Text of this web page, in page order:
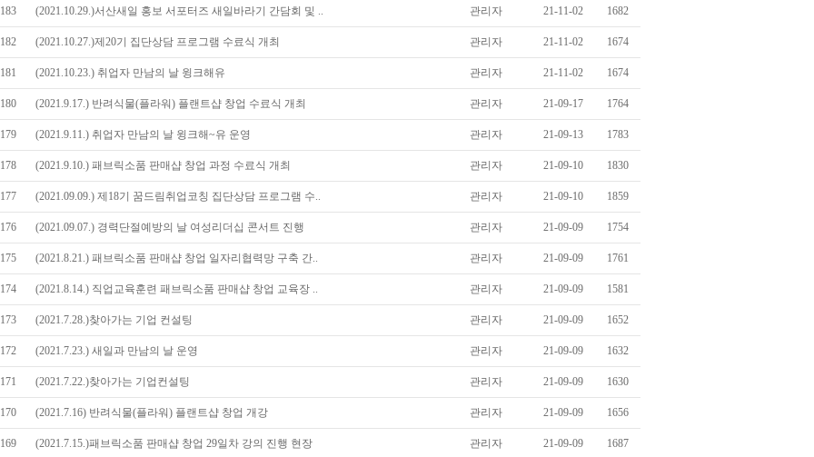
183 (2021.10.29.)서산새일 홍보 서포터즈 새일바라기 간담회 및 .. 관리자 21-11-02 1682
182 (2021.10.27.)제20기 집단상담 프로그램 수료식 개최 관리자 21-11-02 1674
181 (2021.10.23.) 취업자 만남의 날 윙크해유 관리자 21-11-02 1674
180 (2021.9.17.) 반려식물(플라워) 플랜트샵 창업 수료식 개최 관리자 21-09-17 1764
179 (2021.9.11.) 취업자 만남의 날 윙크해~유 운영 관리자 21-09-13 1783
178 (2021.9.10.) 패브릭소품 판매샵 창업 과정 수료식 개최 관리자 21-09-10 1830
177 (2021.09.09.) 제18기 꿈드림취업코칭 집단상담 프로그램 수.. 관리자 21-09-10 1859
176 (2021.09.07.) 경력단절예방의 날 여성리더십 콘서트 진행 관리자 21-09-09 1754
175 (2021.8.21.) 패브릭소품 판매샵 창업 일자리협력망 구축 간.. 관리자 21-09-09 1761
174 (2021.8.14.) 직업교육훈련 패브릭소품 판매샵 창업 교육장 .. 관리자 21-09-09 1581
173 (2021.7.28.)찾아가는 기업 컨설팅 관리자 21-09-09 1652
172 (2021.7.23.) 새일과 만남의 날 운영 관리자 21-09-09 1632
171 (2021.7.22.)찾아가는 기업컨설팅 관리자 21-09-09 1630
170 (2021.7.16) 반려식물(플라워) 플랜트샵 창업 개강 관리자 21-09-09 1656
169 (2021.7.15.)패브릭소품 판매샵 창업 29일차 강의 진행 현장 관리자 21-09-09 1687